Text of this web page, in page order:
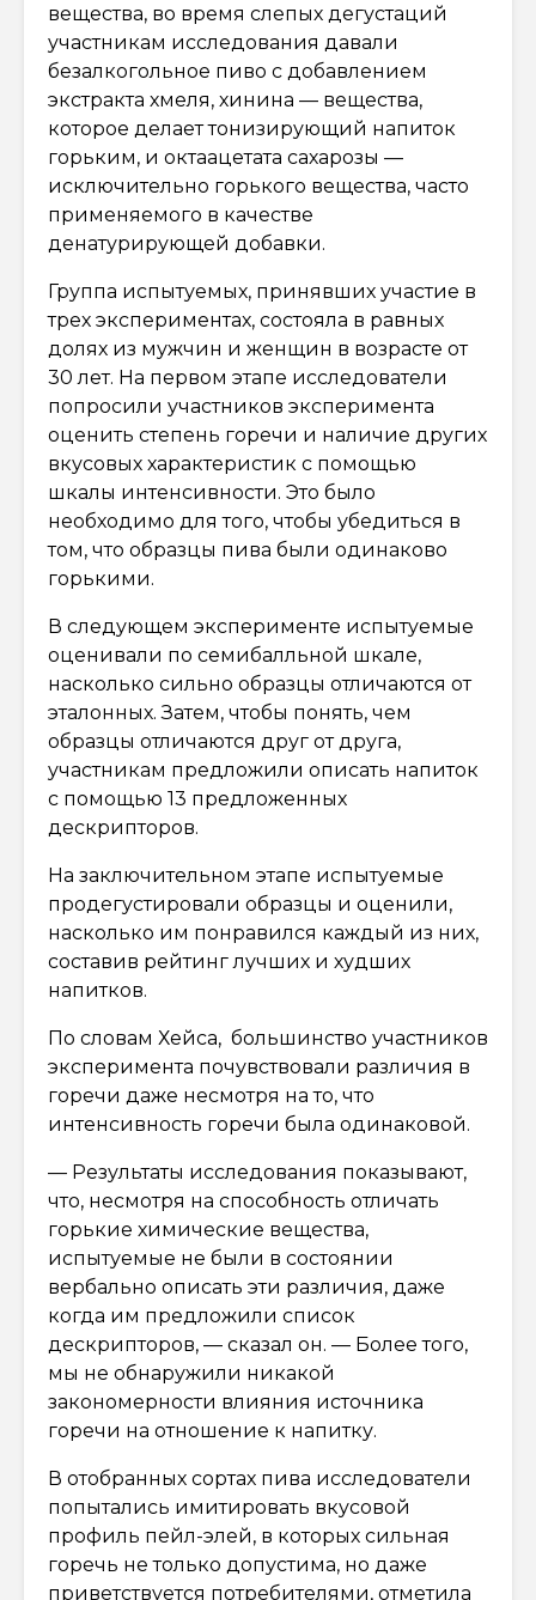
вещества, во время слепых дегустаций
участникам исследования давали
безалкогольное пиво с добавлением
экстракта хмеля, хинина — вещества,
которое делает тонизирующий напиток
горьким, и октаацетата сахарозы —
исключительно горького вещества, часто
применяемого в качестве
денатурирующей добавки.
Группа испытуемых, принявших участие в
трех экспериментах, состояла в равных
долях из мужчин и женщин в возрасте от
30 лет. На первом этапе исследователи
попросили участников эксперимента
оценить степень горечи и наличие других
вкусовых характеристик с помощью
шкалы интенсивности. Это было
необходимо для того, чтобы убедиться в
том, что образцы пива были одинаково
горькими.
В следующем эксперименте испытуемые
оценивали по семибалльной шкале,
насколько сильно образцы отличаются от
эталонных. Затем, чтобы понять, чем
образцы отличаются друг от друга,
участникам предложили описать напиток
с помощью 13 предложенных
дескрипторов.
На заключительном этапе испытуемые
продегустировали образцы и оценили,
насколько им понравился каждый из них,
составив рейтинг лучших и худших
напитков.
По словам Хейса, большинство участников
эксперимента почувствовали различия в
горечи даже несмотря на то, что
интенсивность горечи была одинаковой.
— Результаты исследования показывают,
что, несмотря на способность отличать
горькие химические вещества,
испытуемые не были в состоянии
вербально описать эти различия, даже
когда им предложили список
дескрипторов, — сказал он. — Более того,
мы не обнаружили никакой
закономерности влияния источника
горечи на отношение к напитку.
В отобранных сортах пива исследователи
попытались имитировать вкусовой
профиль пейл-элей, в которых сильная
горечь не только допустима, но даже
приветствуется потребителями, отметила